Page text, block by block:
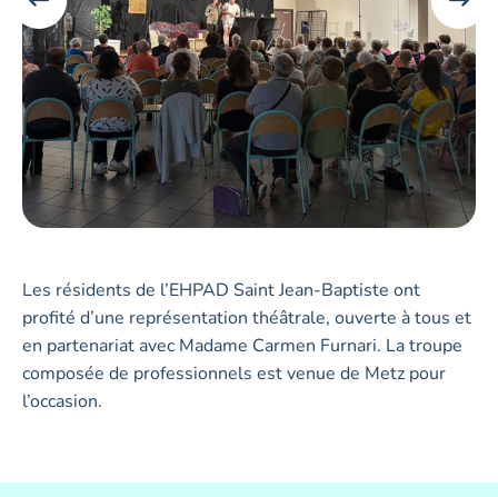
Les résidents de l’EHPAD Saint Jean-Baptiste ont
profité d’une représentation théâtrale, ouverte à tous et
en partenariat avec Madame Carmen Furnari. La troupe
composée de professionnels est venue de Metz pour
l’occasion.